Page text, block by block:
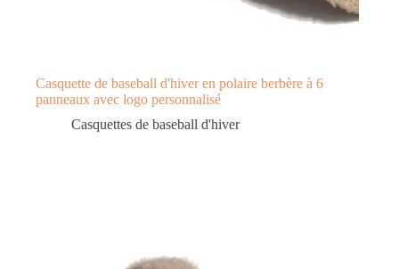
Casquette de baseball d'hiver en polaire berbère à 6
panneaux avec logo personnalisé
Casquettes de baseball d'hiver